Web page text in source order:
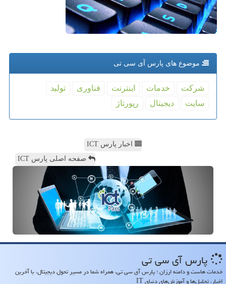
موضوع های پارس آی سی تی
شركت خدمات اینترنت فناوری
تولید
سایت
دیجیتال رپورتاژ
اخبار پارس ICT
صفحه اصلی پارس ICT
پارس آی سی تی
خدمات هاست و دامنه ارزان ؛ پارس آی سی تی، همراه شما در مسیر تحول دیجیتال، با آخرین
اخبار، تحلیل‌ها و آموزش‌های دنیای IT